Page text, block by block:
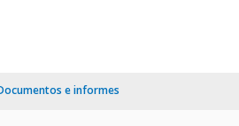
e informes